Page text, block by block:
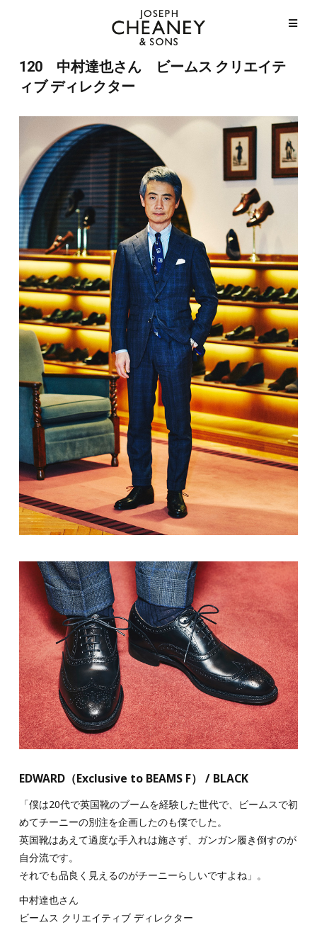
120 中村達也さん ビームス クリエイテ
ィブ ディレクター
EDWARD（Exclusive to BEAMS F） / BLACK
「僕は20代で英国靴のブームを経験した世代で、ビームスで初
めてチーニーの別注を企画したのも僕でした。
英国靴はあえて過度な手入れは施さず、ガンガン履き倒すのが
自分流です。
それでも品良く見えるのがチーニーらしいですよね」。
中村達也さん
ビームス クリエイティブ ディレクター